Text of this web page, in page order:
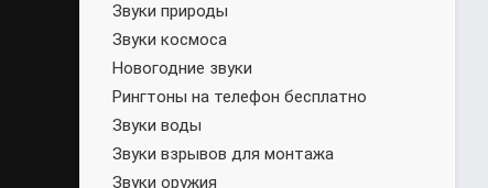
Звуки природы
Звуки космоса
Новогодние звуки
Рингтоны на телефон бесплатно
Звуки воды
Звуки взрывов для монтажа
Звуки оружия